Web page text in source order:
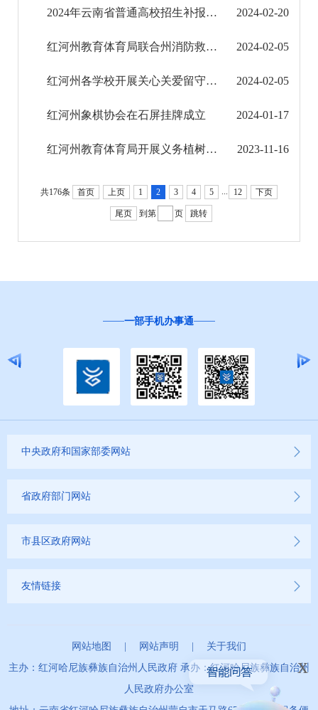
公务员管理信息公开
不动产登记
重大民生信息
2024年云南省普通高校招生补报名考生须知 2024-02-20
红河州教育体育局联合州消防救援支队开展节前安全检查工作 2024-02-05
红河州各学校开展关心关爱留守儿童系列活动 2024-02-05
红河州象棋协会在石屏挂牌成立 2024-01-17
红河州教育体育局开展义务植树活动 2023-11-16
共176条 首页 上页 1 2 3 4 5 ... 12 下页
尾页 到第 页 跳转
一部手机办事通
中央政府和国家部委网站
省政府部门网站
市县区政府网站
友情链接
网站地图 | 网站声明 | 关于我们
主办：红河哈尼族彝族自治州人民政府 承办：红河哈尼族彝族自治州
人民政府办公室
x